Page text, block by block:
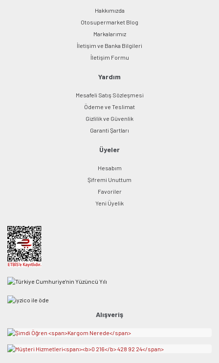
Gönder
Hakkımızda
Otosupermarket Blog
Markalarımız
İletişim ve Banka Bilgileri
İletişim Formu
Yardım
Mesafeli Satış Sözleşmesi
Ödeme ve Teslimat
Gizlilik ve Güvenlik
Garanti Şartları
Üyeler
Hesabım
Şifremi Unuttum
Favoriler
Yeni Üyelik
Alışveriş